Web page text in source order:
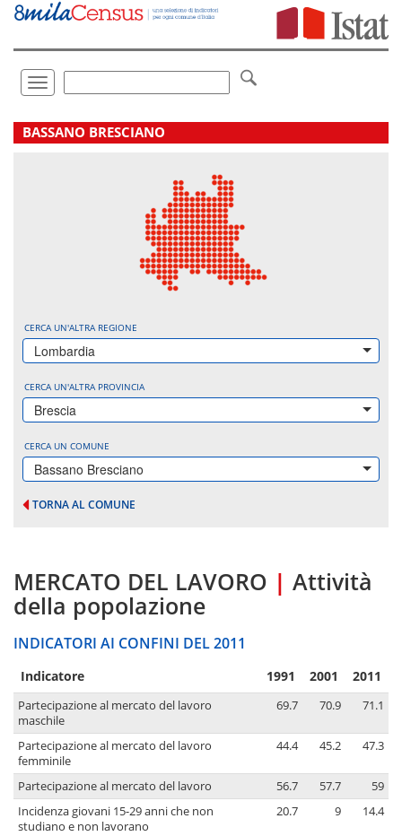
Vai
direttamente
Toggle
navigation
.
BASSANO BRESCIANO
CERCA UN'ALTRA REGIONE
Lombardia
CERCA UN'ALTRA PROVINCIA
Brescia
CERCA UN COMUNE
Bassano Bresciano
TORNA AL COMUNE
MERCATO DEL LAVORO | Attività
della popolazione
INDICATORI AI CONFINI DEL 2011
Indicatore 1991 2001 2011
Partecipazione al mercato del lavoro
maschile
69.7 70.9 71.1
Partecipazione al mercato del lavoro
femminile
44.4 45.2 47.3
Partecipazione al mercato del lavoro 56.7 57.7
59
Incidenza giovani 15-29 anni che non
studiano e non lavorano
20.7 9 14.4